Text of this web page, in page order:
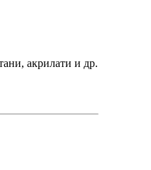
акрилати и др.